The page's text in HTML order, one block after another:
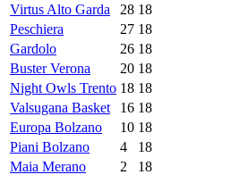
Virtus Alto Garda
28 18
Peschiera
27 18
Gardolo
26 18
Buster Verona
20 18
Night Owls Trento 18 18
Valsugana Basket
16 18
Europa Bolzano
10 18
Piani Bolzano
4
18
Maia Merano
2 18